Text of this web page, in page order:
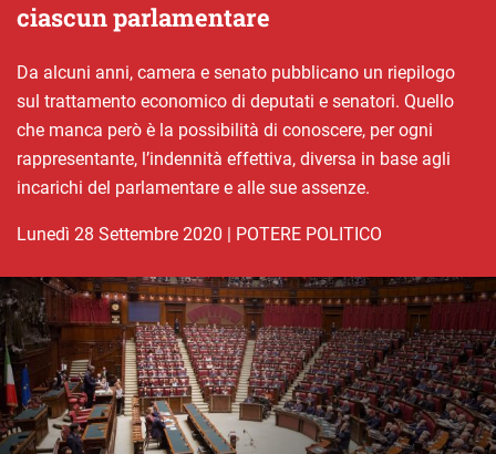
ciascun parlamentare
Da alcuni anni, camera e senato pubblicano un riepilogo
sul trattamento economico di deputati e senatori. Quello
che manca però è la possibilità di conoscere, per ogni
rappresentante, l’indennità effettiva, diversa in base agli
incarichi del parlamentare e alle sue assenze.
lunedì 28 Settembre 2020 | POTERE POLITICO